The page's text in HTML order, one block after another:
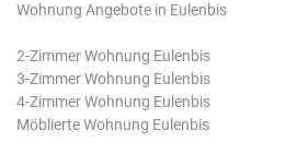
Wohnung Angebote in Eulenbis
2-Zimmer Wohnung Eulenbis
3-Zimmer Wohnung Eulenbis
4-Zimmer Wohnung Eulenbis
Möblierte Wohnung Eulenbis